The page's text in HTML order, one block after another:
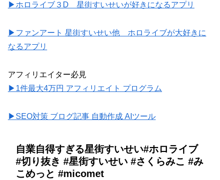
▶ホロライブ３D 星街すいせいが好きになるアプリ
▶ファンアート 星街すいせい他 ホロライブが大好きに
なるアプリ
アフィリエイター必見
▶1件最大4万円 アフィリエイト プログラム
▶SEO対策 ブログ記事 自動作成 AIツール
自業自得すぎる星街すいせい#ホロライブ
#切り抜き #星街すいせい #さくらみこ #み
こめっと #micomet